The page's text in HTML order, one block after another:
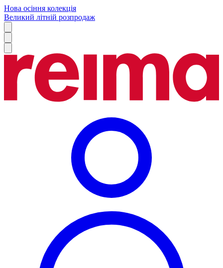
Нова осіння колекція
Великий літній розпродаж